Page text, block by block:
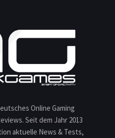
Online Gaming
Seit dem Jahr 2013
aktuelle News & Tests,